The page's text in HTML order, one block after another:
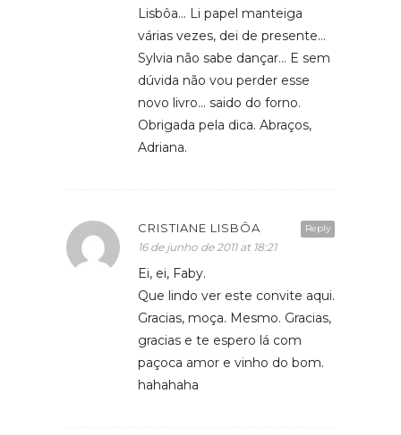
Lisbôa… Li papel manteiga
várias vezes, dei de presente…
Sylvia não sabe dançar… E sem
dúvida não vou perder esse
novo livro… saido do forno.
Obrigada pela dica. Abraços,
Adriana.
Reply
CRISTIANE LISBÔA
16 de junho de 2011 at 18:21
Ei, ei, Faby.
Que lindo ver este convite aqui.
Gracias, moça. Mesmo. Gracias,
gracias e te espero lá com
paçoca amor e vinho do bom.
hahahaha